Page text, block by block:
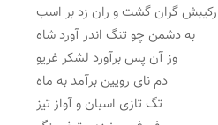
رکیبش گران گشت و ران زد بر اسب
به دشمن چو تنگ اندر آورد شاه
وز آن پس برآورد لشکر غریو
دم نای رویین برآمد به ماه
تگ تازی اسبان و آواز تیز